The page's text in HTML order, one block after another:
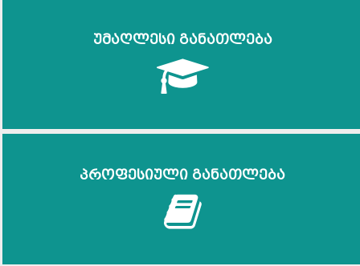
უმაღლესი განათლება
პროფესიული განათლება